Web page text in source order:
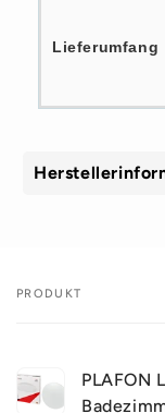
Lieferumfang
Dein
PRODUKT
PLAFON